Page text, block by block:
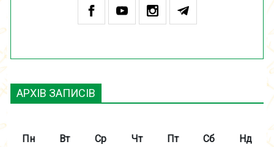
АРХІВ ЗАПИСІВ
Пн Вт Ср Чт Пт Сб Нд